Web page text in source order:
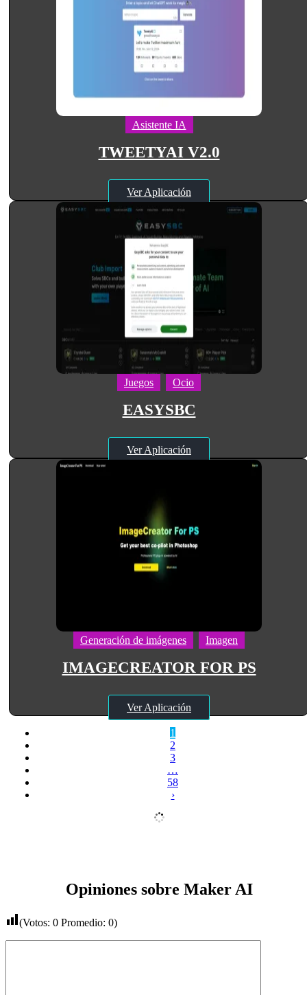
Asistente IA
TWEETYAI V2.0
Ver Aplicación
Juegos Ocio
EASYSBC
Ver Aplicación
Generación de imágenes Imagen
IMAGECREATOR FOR PS
Ver Aplicación
1
2
3
…
58
›
Opiniones sobre Maker AI
(Votos: 0 Promedio: 0)